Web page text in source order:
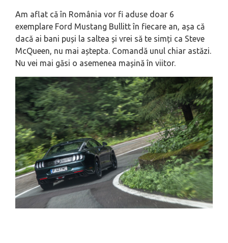
Am aflat că în România vor fi aduse doar 6
exemplare Ford Mustang Bullitt în fiecare an, așa că
dacă ai bani puși la saltea și vrei să te simți ca Steve
McQueen, nu mai aștepta. Comandă unul chiar astăzi.
Nu vei mai găsi o asemenea mașină în viitor.